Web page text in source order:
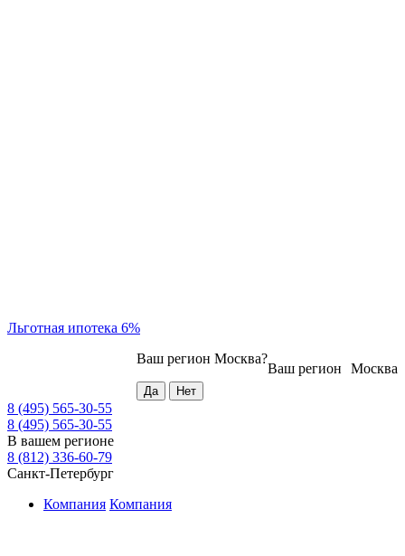
Льготная ипотека 6%
Москва
Ваш регион
Ваш регион Москва?
8 (495) 565-30-55
8 (495) 565-30-55
В вашем регионе
8 (812) 336-60-79
Санкт-Петербург
Компания Компания